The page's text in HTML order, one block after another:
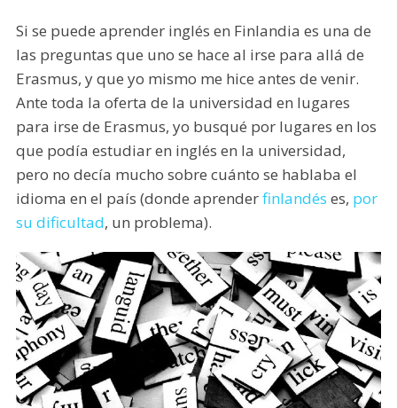
Si se puede aprender inglés en Finlandia es una de
las preguntas que uno se hace al irse para allá de
Erasmus, y que yo mismo me hice antes de venir.
Ante toda la oferta de la universidad en lugares
para irse de Erasmus, yo busqué por lugares en los
que podía estudiar en inglés en la universidad,
pero no decía mucho sobre cuánto se hablaba el
idioma en el país (donde aprenderfinlandés es, por
su dificultad, un problema).